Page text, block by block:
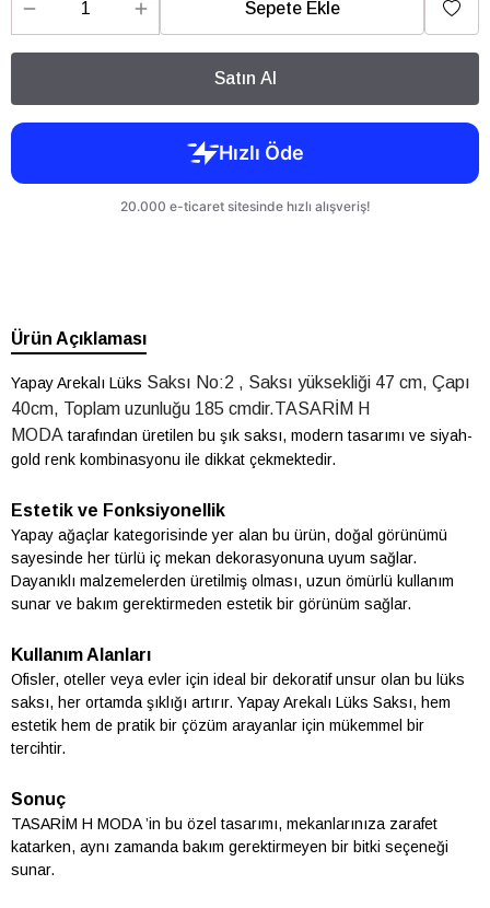
Sepete Ekle
Satın Al
Ürün Açıklaması
Yapay Arekalı Lüks Saksı No:2 , Saksı yüksekliği 47 cm, Çapı
40cm, Toplam uzunluğu 185 cmdir.TASARİM H
MODA tarafından üretilen bu şık saksı, modern tasarımı ve siyah-
gold renk kombinasyonu ile dikkat çekmektedir.
Estetik ve Fonksiyonellik
Yapay ağaçlar kategorisinde yer alan bu ürün, doğal görünümü
sayesinde her türlü iç mekan dekorasyonuna uyum sağlar.
Dayanıklı malzemelerden üretilmiş olması, uzun ömürlü kullanım
sunar ve bakım gerektirmeden estetik bir görünüm sağlar.
Kullanım Alanları
Ofisler, oteller veya evler için ideal bir dekoratif unsur olan bu lüks
saksı, her ortamda şıklığı artırır. Yapay Arekalı Lüks Saksı, hem
estetik hem de pratik bir çözüm arayanlar için mükemmel bir
tercihtir.
Sonuç
TASARİM H MODA ’in bu özel tasarımı, mekanlarınıza zarafet
katarken, aynı zamanda bakım gerektirmeyen bir bitki seçeneği
sunar.